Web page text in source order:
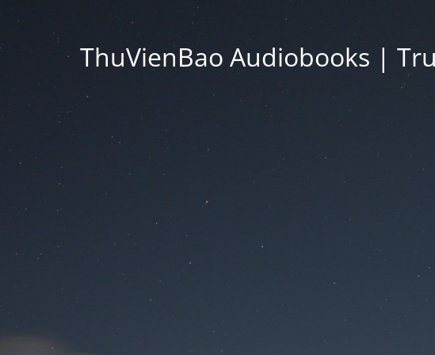
ThuVienBao Audiobooks |